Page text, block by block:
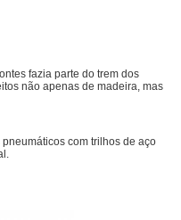
fazia parte do trem dos
não apenas de madeira, mas
com trilhos de aço